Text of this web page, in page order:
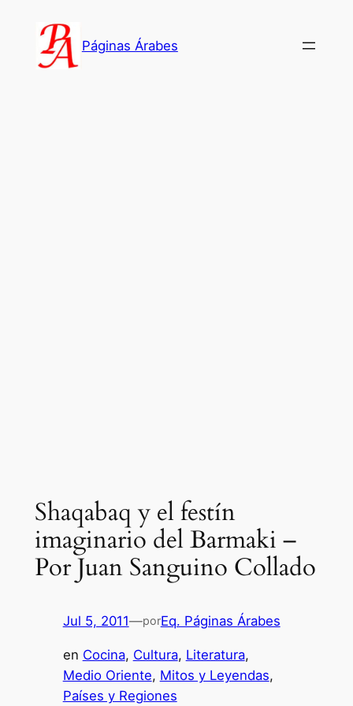
contenido
Páginas Árabes
Shaqabaq y el festín
imaginario del Barmaki –
Por Juan Sanguino Collado
Jul 5, 2011—porEq. Páginas Árabes
en Cocina, Cultura, Literatura
Medio Oriente, Mitos y Leyendas
Países y Regiones